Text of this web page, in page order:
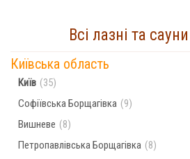
Знайдено
Населених пунктів по
знайдено. Спробуйте ввести
Всі лазні та
Київська область
Київ (35)
Софіївська Борщагівка (9)
Вишневе (8)
Петропавлівська Борщагівка (8)